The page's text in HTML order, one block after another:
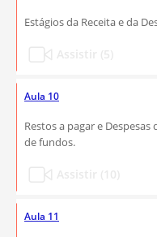
Estágios da Receita e da
Aula 10
Restos a pagar e
de fundos.
Aula 11